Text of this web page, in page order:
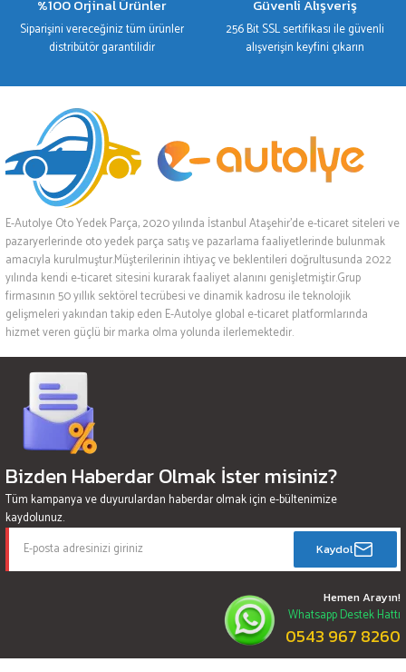
%100 Orjinal Ürünler
Siparişini vereceğiniz tüm ürünler
distribütör garantilidir
Güvenli Alışveriş
256 Bit SSL sertifikası ile güvenli
alışverişin keyfini çıkarın
E-Autolye Oto Yedek Parça, 2020 yılında İstanbul Ataşehir’de e-ticaret siteleri ve
pazaryerlerinde oto yedek parça satış ve pazarlama faaliyetlerinde bulunmak
amacıyla kurulmuştur.Müşterilerinin ihtiyaç ve beklentileri doğrultusunda 2022
yılında kendi e-ticaret sitesini kurarak faaliyet alanını genişletmiştir.Grup
firmasının 50 yıllık sektörel tecrübesi ve dinamik kadrosu ile teknolojik
gelişmeleri yakından takip eden E-Autolye global e-ticaret platformlarında
hizmet veren güçlü bir marka olma yolunda ilerlemektedir.
Bizden Haberdar Olmak İster misiniz?
Tüm kampanya ve duyurulardan haberdar olmak için e-bültenimize
kaydolunuz.
Kaydol
Hemen Arayın!
Whatsapp Destek Hattı
0543 967 8260